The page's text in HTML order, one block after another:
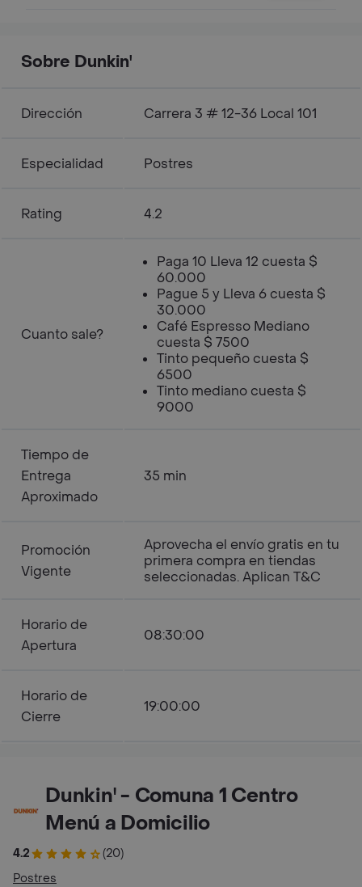
Sobre Dunkin'
Dirección Carrera 3 # 12-36 Local 101
Especialidad Postres
Rating 4.2
Cuanto sale?
Paga 10 Lleva 12 cuesta $
60.000
Pague 5 y Lleva 6 cuesta $
30.000
Café Espresso Mediano
cuesta $ 7500
Tinto pequeño cuesta $
6500
Tinto mediano cuesta $
9000
Tiempo de
Entrega
Aproximado
35 min
Promoción
Vigente
Aprovecha el envío gratis en tu
primera compra en tiendas
seleccionadas. Aplican T&C
Horario de
Apertura
08:30:00
Horario de
Cierre
19:00:00
Dunkin' - Comuna 1 Centro
Menú a Domicilio
4.2
(20)
Postres